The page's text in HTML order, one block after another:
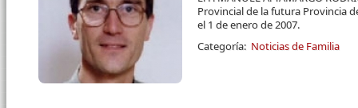
Provincial de la futura Provincia
el 1 de enero de 2007.
Categoría: Noticias de Familia